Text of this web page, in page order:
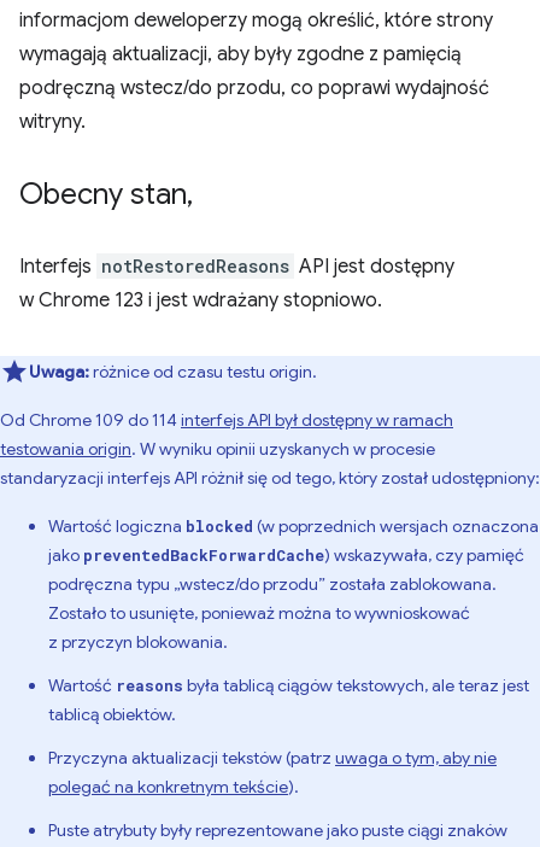
informacjom deweloperzy mogą określić, które strony
wymagają aktualizacji, aby były zgodne z pamięcią
podręczną wstecz/do przodu, co poprawi wydajność
witryny.
Obecny stan,
Interfejs notRestoredReasons API jest dostępny
w Chrome 123 i jest wdrażany stopniowo.
Uwaga:różnice od czasu testu origin.
Od Chrome 109 do 114interfejs API był dostępny w ramach
testowania origin. W wyniku opinii uzyskanych w procesie
standaryzacji interfejs API różnił się od tego, który został udostępniony:
Wartość logiczna blocked (w poprzednich wersjach oznaczona
jako preventedBackForwardCache) wskazywała, czy pamięć
podręczna typu „wstecz/do przodu” została zablokowana.
Zostało to usunięte, ponieważ można to wywnioskować
z przyczyn blokowania.
Wartość reasons była tablicą ciągów tekstowych, ale teraz jest
tablicą obiektów.
Przyczyna aktualizacji tekstów (patrz uwaga o tym, aby nie
polegać na konkretnym tekście).
Puste atrybuty były reprezentowane jako puste ciągi znaków